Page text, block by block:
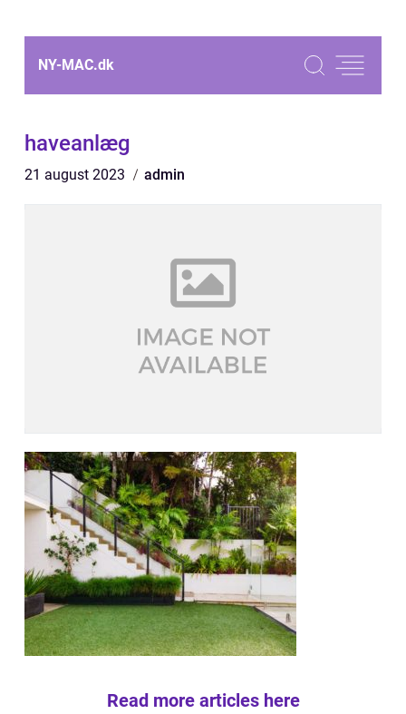
NY-MAC.dk
haveanlæg
21 august 2023 admin
Read more articles here